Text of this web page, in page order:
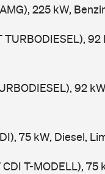
225 kW,
92
75 kW, Diesel,
T-MODELL), 75